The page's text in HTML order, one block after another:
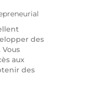
des
aux
des